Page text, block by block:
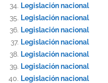
Legislación nacional
Legislación nacional
Legislación nacional
Legislación nacional
Legislación nacional
Legislación nacional
Legislación nacional